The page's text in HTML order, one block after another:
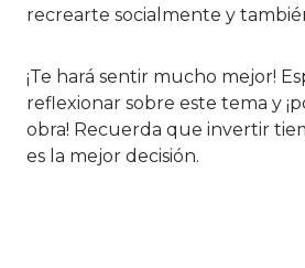
recrearte socialmente y
¡Te hará sentir mucho mejor!
reflexionar sobre este tema y
obra! Recuerda que invertir
es la mejor decisión.